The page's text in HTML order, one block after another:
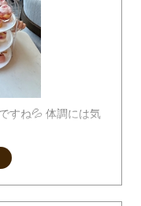
すね💦 体調には気